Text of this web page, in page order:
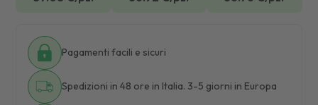
Pagamenti facili e sicuri
Spedizioni in 48 ore in Italia. 3-5 giorni in Europa